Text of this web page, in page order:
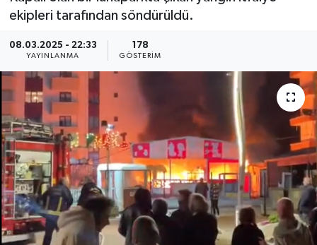
ekipleri tarafından söndürüldü.
08.03.2025 - 22:33
YAYINLANMA
178
GÖSTERIM
Resmi İlanlar
Sağlık